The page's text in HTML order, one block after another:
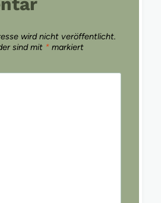
wird nicht veröffentlicht.
sind mit * markiert